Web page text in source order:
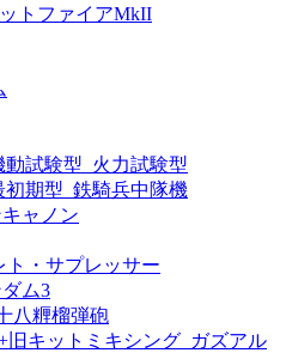
トファイアMkII
試験型_火力試験型
期型_鉄騎兵中隊機
ャノン
ト・サプレッサー
ム3
八糎榴弾砲
旧キットミキシング_ガズアル